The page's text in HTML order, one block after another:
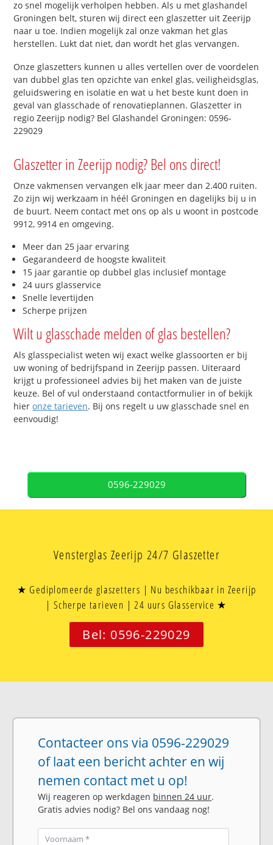
zo snel mogelijk verholpen hebben. Als u met glashandel
Groningen belt, sturen wij direct een glaszetter uit Zeerijp
naar u toe. Indien mogelijk zal onze vakman het glas
herstellen. Lukt dat niet, dan wordt het glas vervangen.
Onze glaszetters kunnen u alles vertellen over de voordelen
van dubbel glas ten opzichte van enkel glas, veiligheidsglas,
geluidswering en isolatie en wat u het beste kunt doen in
geval van glasschade of renovatieplannen. Glaszetter in
regio Zeerijp nodig? Bel Glashandel Groningen: 0596-
229029
Glaszetter in Zeerijp nodig? Bel ons direct!
Onze vakmensen vervangen elk jaar meer dan 2.400 ruiten.
Zo zijn wij werkzaam in héél Groningen en dagelijks bij u in
de buurt. Neem contact met ons op als u woont in postcode
9912, 9914 en omgeving.
Meer dan 25 jaar ervaring
Gegarandeerd de hoogste kwaliteit
15 jaar garantie op dubbel glas inclusief montage
24 uurs glasservice
Snelle levertijden
Scherpe prijzen
Wilt u glasschade melden of glas bestellen?
Als glasspecialist weten wij exact welke glassoorten er bij
uw woning of bedrijfspand in Zeerijp passen. Uiteraard
krijgt u professioneel advies bij het maken van de juiste
keuze. Bel of vul onderstaand contactformulier in of bekijk
hieronze tarieven. Bij ons regelt u uw glasschade snel en
eenvoudig!
0596-229029
Vensterglas Zeerijp 24/7 Glaszetter
★ Gediplomeerde glaszetters | Nu beschikbaar in Zeerijp
| Scherpe tarieven | 24 uurs Glasservice ★
Bel: 0596-229029
Contacteer ons via 0596-229029
of laat een bericht achter en wij
nemen contact met u op!
Wij reageren op werkdagen binnen 24 uur.
Gratis advies nodig? Bel ons vandaag nog!